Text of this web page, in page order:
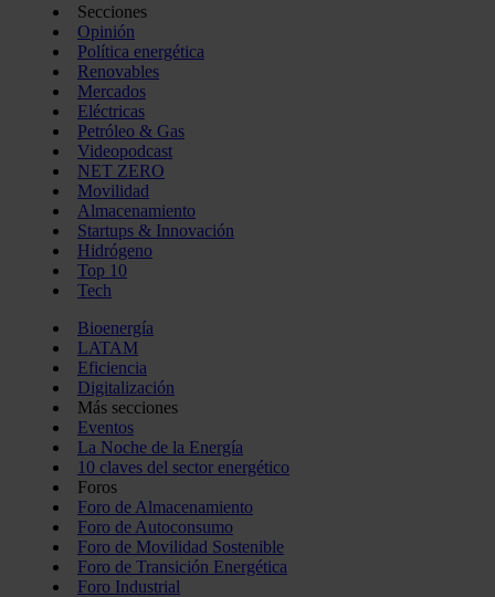
Secciones
Opinión
Política energética
Renovables
Mercados
Eléctricas
Petróleo & Gas
Videopodcast
NET ZERO
Movilidad
Almacenamiento
Startups & Innovación
Hidrógeno
Top 10
Tech
Bioenergía
LATAM
Eficiencia
Digitalización
Más secciones
Eventos
La Noche de la Energía
10 claves del sector energético
Foros
Foro de Almacenamiento
Foro de Autoconsumo
Foro de Movilidad Sostenible
Foro de Transición Energética
Foro Industrial